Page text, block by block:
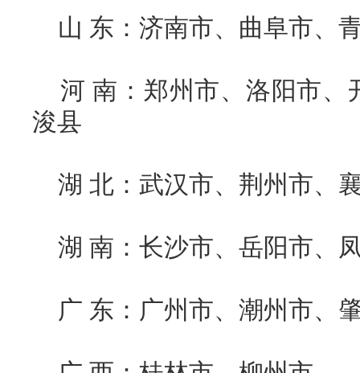
山 东：济南市、曲阜市、
河 南：郑州市、洛阳市、
浚县
湖 北：武汉市、荆州市、
湖 南：长沙市、岳阳市、
广 东：广州市、潮州市、